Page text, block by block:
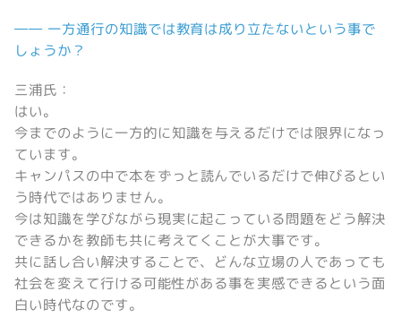
―― 一方通行の知識では教育は成り立たないという事で
しょうか？
三浦氏：
はい。
今までのように一方的に知識を与えるだけでは限界になっ
ています。
キャンパスの中で本をずっと読んでいるだけで伸びるとい
う時代ではありません。
今は知識を学びながら現実に起こっている問題をどう解決
できるかを教師も共に考えてくことが大事です。
共に話し合い解決することで、どんな立場の人であっても
社会を変えて行ける可能性がある事を実感できるという面
白い時代なのです。